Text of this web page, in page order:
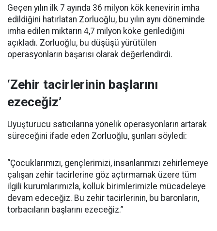
Geçen yılın ilk 7 ayında 36 milyon kök kenevirin imha
edildiğini hatırlatan Zorluoğlu, bu yılın aynı döneminde
imha edilen miktarın 4,7 milyon köke gerilediğini
açıkladı. Zorluoğlu, bu düşüşü yürütülen
operasyonların başarısı olarak değerlendirdi.
‘Zehir tacirlerinin başlarını
ezeceğiz’
Uyuşturucu satıcılarına yönelik operasyonların artarak
süreceğini ifade eden Zorluoğlu, şunları söyledi:
“Çocuklarımızı, gençlerimizi, insanlarımızı zehirlemeye
çalışan zehir tacirlerine göz açtırmamak üzere tüm
ilgili kurumlarımızla, kolluk birimlerimizle mücadeleye
devam edeceğiz. Bu zehir tacirlerinin, bu baronların,
torbacıların başlarını ezeceğiz.”